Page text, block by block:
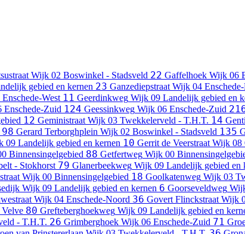
Wijk 02 Boswinkel - Stadsveld 22 Gaffelhoek Wijk 06
gebied en kernen 23 Ganzediepstraat Wijk 04
West 11 Geerdinkweg Wijk 09 Landelijk gebied en
Enschede-Zuid 124 Geessinkweg Wijk 06 Enschede-Zuid
12 Geministraat Wijk 03 Twekkelerveld - T.H.T. 14
98 Gerard Terborghplein Wijk 02 Boswinkel - Stadsveld 135
09 Landelijk gebied en kernen 10 Gerrit de Veerstraat Wijk 08
Binnensingelgebied 88 Getfertweg Wijk 00
- Stokhorst 79 Glanerbeekweg Wijk 09 Landelijk gebied en
Wijk 00 Binnensingelgebied 18 Goolkatenweg Wijk 03
Wijk 09 Landelijk gebied en kernen 6 Goorseveldweg
Wijk 04 Enschede-Noord 36 Govert Flinckstraat Wijk
80 Grefteberghoekweg Wijk 09 Landelijk gebied en
- T.H.T. 26 Grimberghoek Wijk 06 Enschede-Zuid 71